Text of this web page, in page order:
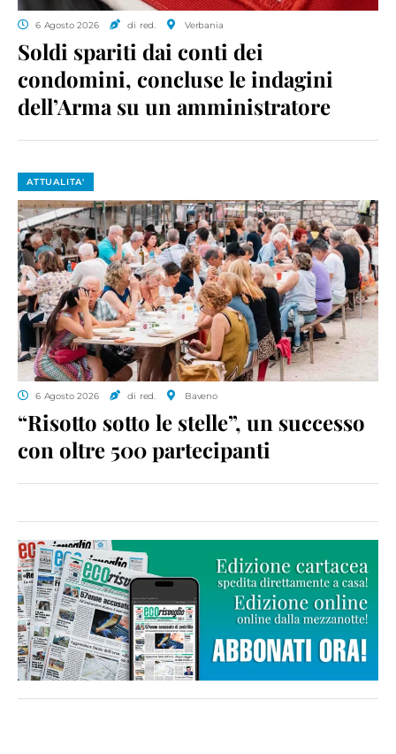
6 Agosto 2026 di red. Verbania
Soldi spariti dai conti dei
condomini, concluse le indagini
dell’Arma su un amministratore
ATTUALITA'
6 Agosto 2026 di red. Baveno
“Risotto sotto le stelle”, un successo
con oltre 500 partecipanti